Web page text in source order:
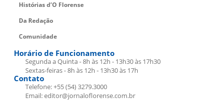
Histórias d’O Florense
Da Redação
Comunidade
Horário de Funcionamento
Segunda a Quinta - 8h às 12h - 13h30 às 17h30
Sextas-feiras - 8h às 12h - 13h30 às 17h
Contato
Telefone: +55 (54) 3279.3000
Email: editor@jornaloflorense.com.br